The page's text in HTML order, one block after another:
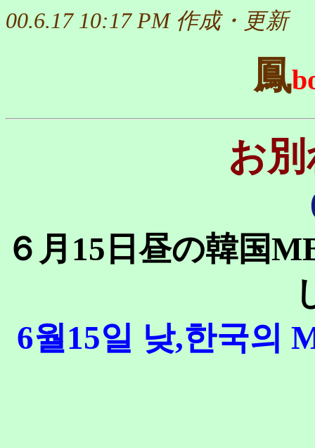
00.6.17 10:17 PM作成・更新
鳳
お
６月15日昼の韓国
6월15일 낮,한국의